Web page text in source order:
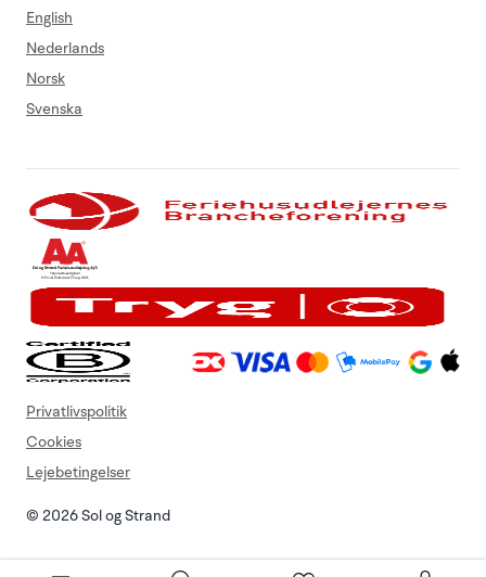
English
Nederlands
Norsk
Svenska
© 2026 Sol og Strand
Privatlivspolitik
Cookies
Lejebetingelser